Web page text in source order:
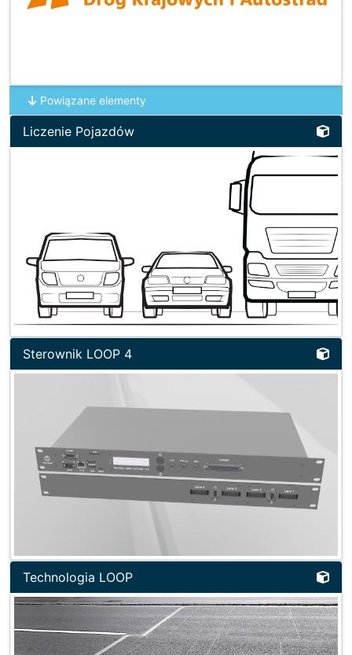
Powiązane elementy
Liczenie Pojazdów
Sterownik LOOP 4
Technologia LOOP